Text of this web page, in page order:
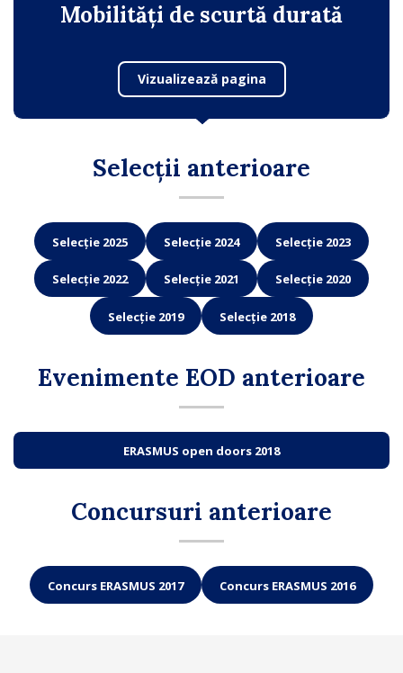
Mobilități de scurtă durată
Vizualizează pagina
Selecții anterioare
Selecție 2025 Selecție 2024 Selecție 2023
Selecție 2022 Selecție 2021 Selecție 2020
Selecție 2019 Selecție 2018
Evenimente EOD anterioare
ERASMUS open doors 2018
Concursuri anterioare
Concurs ERASMUS 2017 Concurs ERASMUS 2016